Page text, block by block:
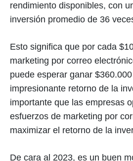
rendimiento disponibles, con
inversión promedio de 36
Esto significa que por cada
marketing por correo
puede esperar ganar
impresionante retorno de la
importante que las empresas
esfuerzos de marketing por
maximizar el retorno de la
De cara al 2023, es un buen